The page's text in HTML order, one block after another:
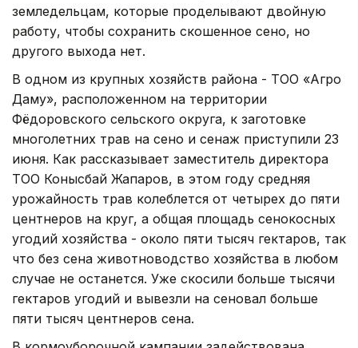
земледельцам, которые проделывают двойную
работу, чтобы сохранить скошенное сено, но
другого выхода нет.
В одном из крупных хозяйств района - ТОО «Агро
Даму», расположенном на территории
Фёдоровского сельского округа, к заготовке
многолетних трав на сено и сенаж приступили 23
июня. Как рассказывает заместитель директора
ТОО Конысбай Жапаров, в этом году средняя
урожайность трав колеблется от четырех до пяти
центнеров на круг, а общая площадь сенокосных
угодий хозяйства - около пяти тысяч гектаров, так
что без сена животноводство хозяйства в любом
случае не останется. Уже скосили больше тысячи
гектаров угодий и вывезли на сеновал больше
пяти тысяч центнеров сена.